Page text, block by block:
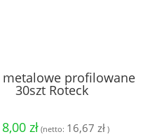
metalowe profilowane
30szt Roteck
zł (netto: 16,67 zł)